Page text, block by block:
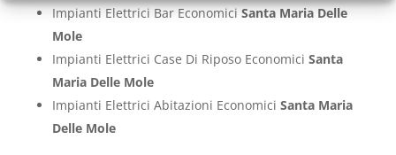
Impianti Elettrici Bar EconomiciSanta Maria Delle
Mole
Impianti Elettrici Case Di Riposo Economici Santa
Maria Delle Mole
Impianti Elettrici Abitazioni Economici Santa Maria
Delle Mole